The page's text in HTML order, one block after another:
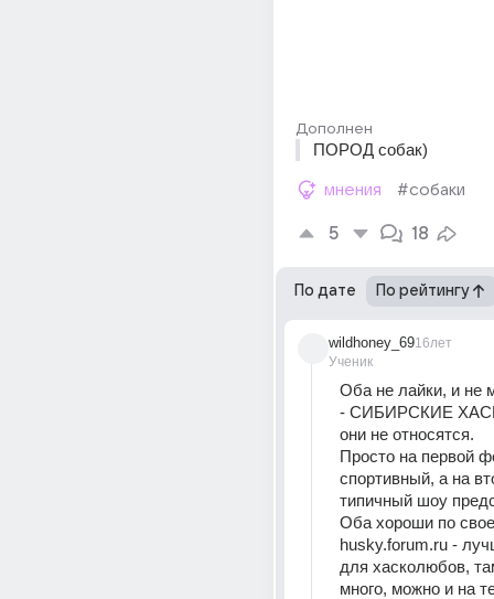
Дополнен
ПОРОД собак)
мнения #собаки
5 18
По дате По рейтингу
wildhoney_69
Ученик
16лет
Оба не лайки, и не
- СИБИРСКИЕ
они не относятся.
Просто на первой
спортивный, а на
типичный шоу
Оба хороши по
husky.forum.ru -
для хасколюбов,
много, можно и на